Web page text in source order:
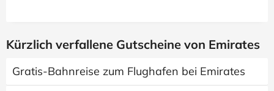
Kürzlich verfallene Gutscheine von Emirates
Gratis-Bahnreise zum Flughafen bei Emirates